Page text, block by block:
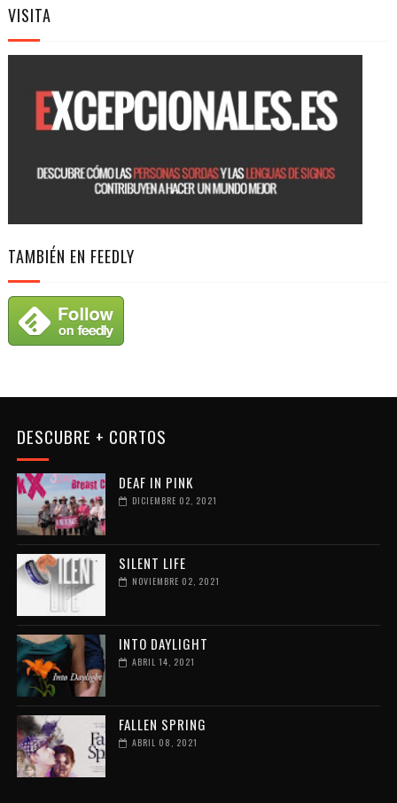
VISITA
TAMBIÉN EN FEEDLY
DESCUBRE + CORTOS
DEAF IN PINK
DICIEMBRE 02, 2021
SILENT LIFE
NOVIEMBRE 02, 2021
INTO DAYLIGHT
ABRIL 14, 2021
FALLEN SPRING
ABRIL 08, 2021